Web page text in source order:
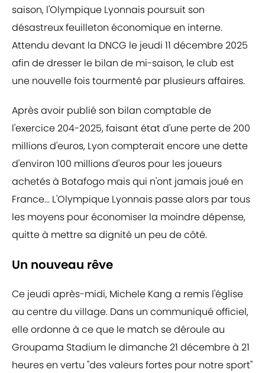
saison, l'Olympique Lyonnais poursuit son
désastreux feuilleton économique en interne.
Attendu devant la DNCG le jeudi 11 décembre 2025
afin de dresser le bilan de mi-saison, le club est
une nouvelle fois tourmenté par plusieurs affaires.
Après avoir publié son bilan comptable de
l'exercice 204-2025, faisant état d'une perte de 200
millions d'euros, Lyon compterait encore une dette
d'environ 100 millions d'euros pour les joueurs
achetés à Botafogo mais qui n'ont jamais joué en
France... L'Olympique Lyonnais passe alors par tous
les moyens pour économiser la moindre dépense,
quitte à mettre sa dignité un peu de côté.
Un nouveau rêve
Ce jeudi après-midi, Michele Kang a remis l'église
au centre du village. Dans un communiqué officiel,
elle ordonne à ce que le match se déroule au
Groupama Stadium le dimanche 21 décembre à 21
heures en vertu "des valeurs fortes pour notre sport"